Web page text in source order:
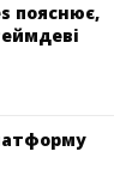
пояснює,